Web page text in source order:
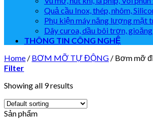
Quả cầu Inox, thép, nhôm,
Phụ kiện máy năng lượng mặt
Dây curoa, dầu bôi trơn,
THÔNG TIN CÔNG NGHỆ
Home / BƠM MỠ TỰ ĐỘNG / Bơm mỡ
Filter
Showing all 9 results
Sản phẩm